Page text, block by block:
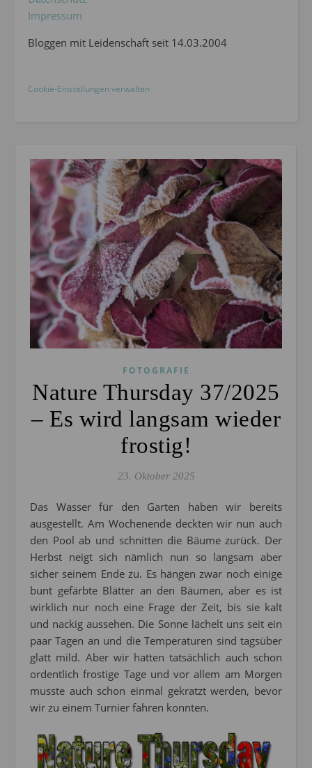
Impressum
Bloggen mit Leidenschaft seit 14.03.2004
Cookie-Einstellungen verwalten
FOTOGRAFIE
Nature Thursday 37/2025
– Es wird langsam wieder
frostig!
23. Oktober 2025
Das Wasser für den Garten haben wir bereits
ausgestellt. Am Wochenende deckten wir nun auch
den Pool ab und schnitten die Bäume zurück. Der
Herbst neigt sich nämlich nun so langsam aber
sicher seinem Ende zu. Es hängen zwar noch einige
bunt gefärbte Blätter an den Bäumen, aber es ist
wirklich nur noch eine Frage der Zeit, bis sie kalt
und nackig aussehen. Die Sonne lächelt uns seit ein
paar Tagen an und die Temperaturen sind tagsüber
glatt mild. Aber wir hatten tatsächlich auch schon
ordentlich frostige Tage und vor allem am Morgen
musste auch schon einmal gekratzt werden, bevor
wir zu einem Turnier fahren konnten.